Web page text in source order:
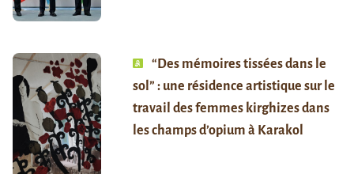
“Des mémoires tissées dans le
sol” : une résidence artistique sur le
travail des femmes kirghizes dans
les champs d’opium à Karakol